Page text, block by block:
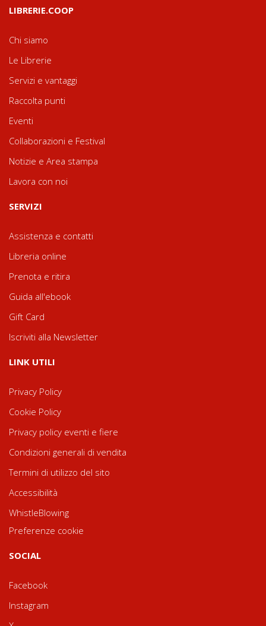
LIBRERIE.COOP
Chi siamo
Le Librerie
Servizi e vantaggi
Raccolta punti
Eventi
Collaborazioni e Festival
Notizie e Area stampa
Lavora con noi
SERVIZI
Assistenza e contatti
Libreria online
Prenota e ritira
Guida all'ebook
Gift Card
Iscriviti alla Newsletter
LINK UTILI
Privacy Policy
Cookie Policy
Privacy policy eventi e fiere
Condizioni generali di vendita
Termini di utilizzo del sito
Accessibilità
WhistleBlowing
Preferenze cookie
SOCIAL
Facebook
Instagram